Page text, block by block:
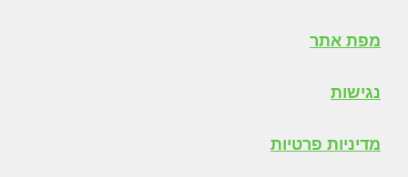
מפת אתר
נגישות
מדיניות פרטיות